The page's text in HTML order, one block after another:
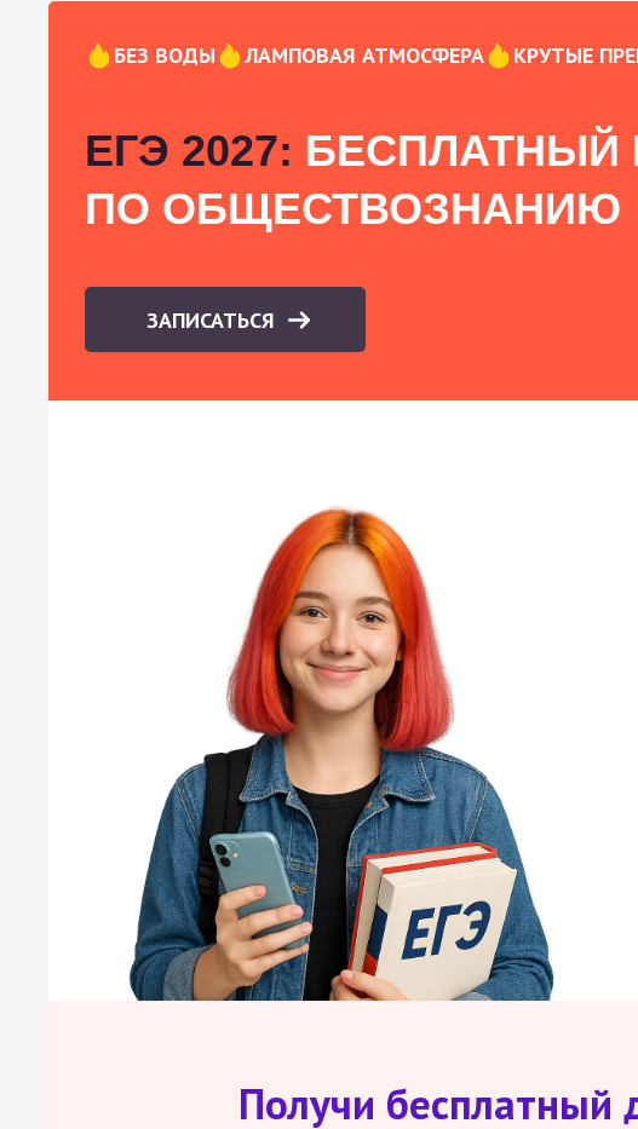
БЕЗ ВОДЫ ЛАМПОВАЯ АТМОСФЕРА КРУТЫЕ
ЕГЭ 2027: БЕСПЛАТНЫЙ
ПО ОБЩЕСТВОЗНАНИЮ
ЗАПИСАТЬСЯ
Получи бесплатный